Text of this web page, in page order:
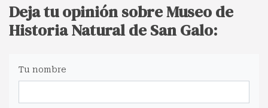
Deja tu opinión sobre Museo de
Historia Natural de San Galo:
Tu nombre